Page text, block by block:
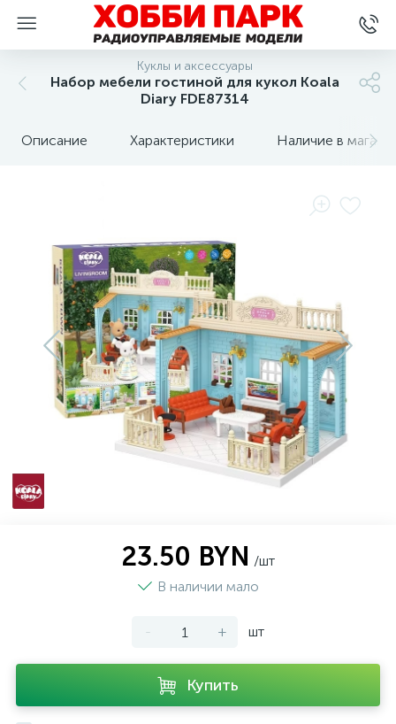
Куклы и аксессуары
Набор мебели гостиной для кукол Koala
Diary FDE87314
Описание Характеристики Наличие в
23.50 BYN /шт
В наличии мало
- + шт
Купить